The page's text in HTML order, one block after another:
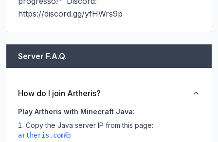
https://discord.gg/yfHWrs9p
Server F.A.Q.
How do I join Artheris?
Play Artheris with Minecraft Java:
Copy the Java server IP from this page:
artheris.com